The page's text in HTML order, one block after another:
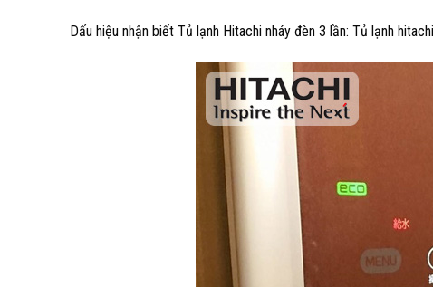
Dấu hiệu nhận biết Tủ lạnh Hitachi nháy đèn 3 lần: Tủ lạnh